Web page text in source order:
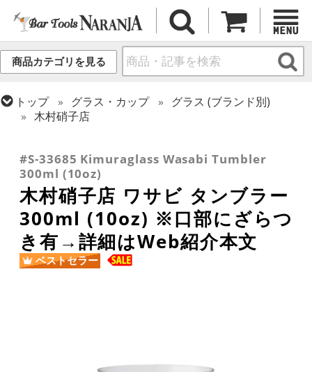
商品カテゴリを見る
トップ グラス・カップ
グラス (ブランド別)
木村硝子店
タンブラー
#S-33685 Kimuraglass Wasabi Tumbler
300ml (10oz)
木村硝子店 ワサビ タンブラー
300ml (10oz) ※口部にざらつ
き有→詳細はWeb紹介本文
ベストセラー